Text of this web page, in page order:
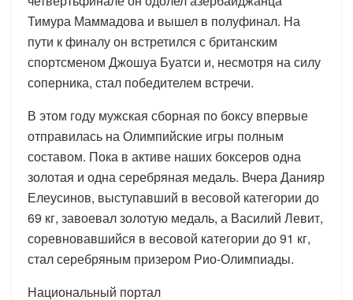
Тимура Маммадова и вышел в полуфинал. На
пути к финалу он встретился с британским
спортсменом Джошуа Буатси и, несмотря на силу
соперника, стал победителем встречи.
В этом году мужская сборная по боксу впервые
отправилась на Олимпийские игры полным
составом. Пока в активе наших боксеров одна
золотая и одна серебряная медаль. Вчера Данияр
Елеусинов, выступавший в весовой категории до
69 кг, завоевал золотую медаль, а Василий Левит,
соревновавшийся в весовой категории до 91 кг,
стал серебряным призером Рио-Олимпиады.
Национальный портал